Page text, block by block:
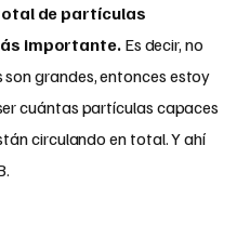
de partículas
importante.Es decir, no
grandes, entonces estoy
cuántas partículas capaces
circulando en total. Y ahí